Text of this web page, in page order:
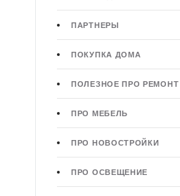
ПАРТНЕРЫ
ПОКУПКА ДОМА
ПОЛЕЗНОЕ ПРО РЕМОНТ
ПРО МЕБЕЛЬ
ПРО НОВОСТРОЙКИ
ПРО ОСВЕЩЕНИЕ